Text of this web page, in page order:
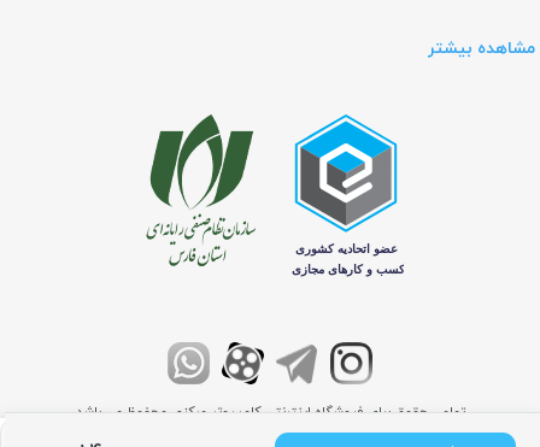
مشاهده بیشتر
تمامی حقوق برای فروشگاه اینترنتی کامپیوتر مرکزی محفوظ می باشد